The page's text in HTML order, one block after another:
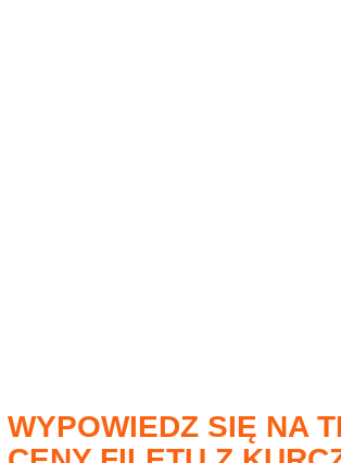
WYPOWIEDZ SIĘ NA